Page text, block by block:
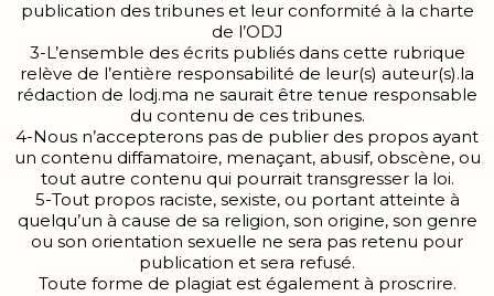
publication des tribunes et leur conformité à la charte
de l’ODJ
3-L’ensemble des écrits publiés dans cette rubrique
relève de l’entière responsabilité de leur(s) auteur(s).la
rédaction de lodj.ma ne saurait être tenue responsable
du contenu de ces tribunes.
4-Nous n’accepterons pas de publier des propos ayant
un contenu diffamatoire, menaçant, abusif, obscène, ou
tout autre contenu qui pourrait transgresser la loi.
5-Tout propos raciste, sexiste, ou portant atteinte à
quelqu’un à cause de sa religion, son origine, son genre
ou son orientation sexuelle ne sera pas retenu pour
publication et sera refusé.
Toute forme de plagiat est également à proscrire.